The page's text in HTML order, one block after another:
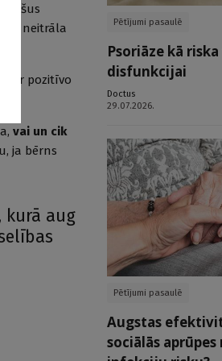
pašus
neitrāla
ar pozitīvo
vai un cik
ja bērns
kurā aug
Pētījumi pasaulē
Psoriāze kā
disfunkcijai
Doctus
29.07.2026.
Pētījumi pasaulē
Augstas
sociālās